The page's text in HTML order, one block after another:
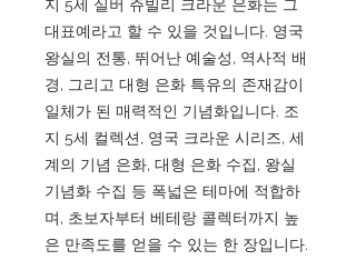
지 5세 실버 쥬빌리 크라운 은화는 그
대표예라고 할 수 있을 것입니다. 영국
왕실의 전통, 뛰어난 예술성, 역사적 배
경, 그리고 대형 은화 특유의 존재감이
일체가 된 매력적인 기념화입니다. 조
지 5세 컬렉션, 영국 크라운 시리즈, 세
계의 기념 은화, 대형 은화 수집, 왕실
기념화 수집 등 폭넓은 테마에 적합하
며, 초보자부터 베테랑 콜렉터까지 높
은 만족도를 얻을 수 있는 한 장입니다.